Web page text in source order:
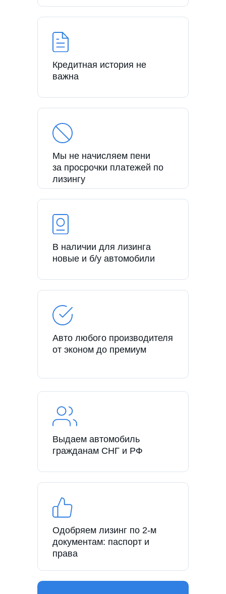
Кредитная история не
важна
Мы не начисляем пени
за просрочки платежей по
лизингу
В наличии для лизинга
новые и б/у автомобили
Авто любого производителя
от эконом до премиум
Выдаем автомобиль
гражданам СНГ и РФ
Одобряем лизинг по 2-м
документам: паспорт и
права